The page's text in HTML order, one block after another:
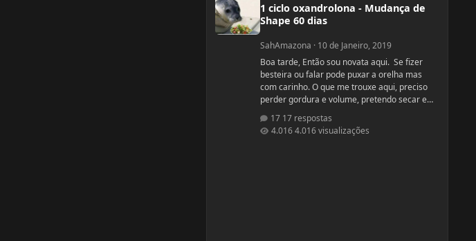
1 ciclo oxandrolona - Mudança de
Shape 60 dias
SahAmazona · 10 de Janeiro, 2019
Boa tarde, Então sou novata aqui. Se fizer
besteira ou falar pode puxar a orelha mas
com carinho. O que me trouxe aqui, preciso
perder gordura e volume, pretendo secar e
secar barriguinha, ganha forma nas pernas,
costas e braços, mas nada muito musculoso
17 respostas
4.016 visualizações